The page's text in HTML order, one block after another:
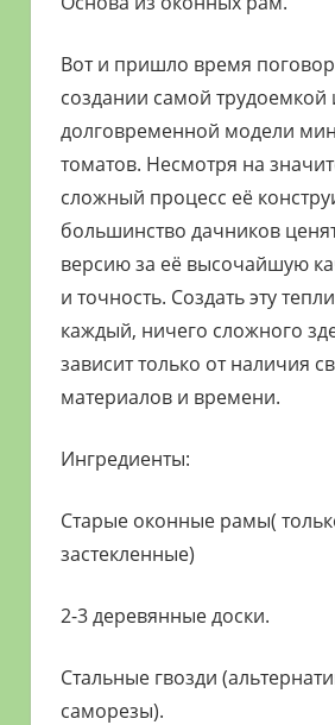
Вот и пришло время
создании самой трудоемкой
долговременной модели
томатов. Несмотря на
сложный процесс её
большинство дачников
версию за её высочайшую
и точность. Создать эту
каждый, ничего сложного
зависит только от наличия
материалов и времени.
Ингредиенты:
Старые оконные рамы(
застекленные)
2-3 деревянные доски.
Стальные гвозди
саморезы).